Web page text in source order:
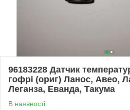
96183228 Датчик
гофрі (ориг) Ланос, Авео,
Леганза, Еванда, Такума
В наявності